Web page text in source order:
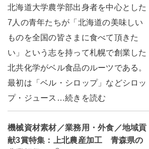
北海道大学農学部出身者を中心とした
7人の青年たちが「北海道の美味しい
ものを全国の皆さまに食べて頂きた
い」という志を持って札幌で創業した
北共化学がベル食品のルーツである。
最初は「ベル・シロップ」などシロッ
プ・ジュース…続きを読む
機械資材素材／業務用・外食／地域貢
献3賞特集：上北農産加工 青森県の